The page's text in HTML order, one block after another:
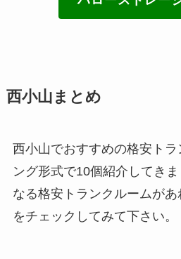
西小山まとめ
西小山でおすすめの格安ト
ング形式で10個紹介してき
なる格安トランクルームが
をチェックしてみて下さい。